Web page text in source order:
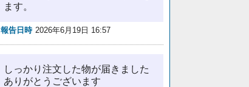
ます。
報告日時 2026年6月19日 16:57
しっかり注文した物が届きました
ありがとうございます